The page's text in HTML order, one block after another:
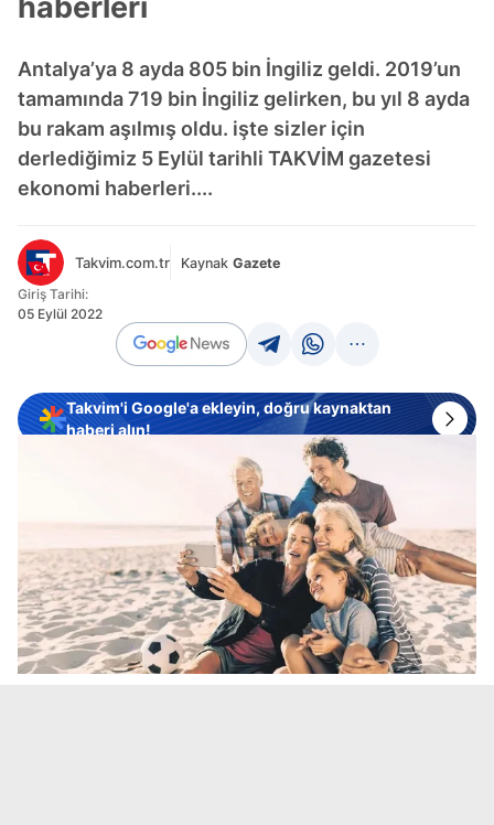
Antalya’ya 8 ayda 805 bin İngiliz geldi. 2019’un
tamamında 719 bin İngiliz gelirken, bu yıl 8 ayda
bu rakam aşılmış oldu. işte sizler için
derlediğimiz 5 Eylül tarihli TAKVİM gazetesi
ekonomi haberleri....
Takvim.com.tr Kaynak Gazete
Giriş Tarihi:
05 Eylül 2022
Takvim'i Google'a ekleyin, doğru kaynaktan
haberi alın!